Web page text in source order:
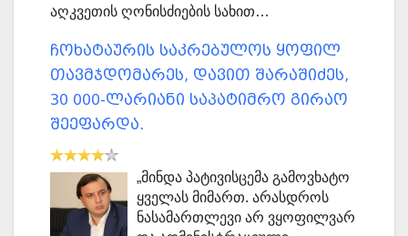
აღკვეთის ღონისძიების სახით…
ჩოხატაურის საკრებულოს ყოფილ
თავმჯდომარეს, დავით შარაშიძეს,
30 000-ლარიანი საპატიმრო გირაო
შეეფარდა.
„მინდა პატივისცემა გამოვხატო
ყველას მიმართ. არასდროს
ნასამართლევი არ ვყოფილვარ